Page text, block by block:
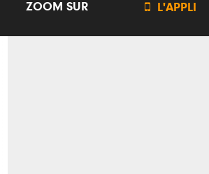
ZOOM SUR  L'APPLI